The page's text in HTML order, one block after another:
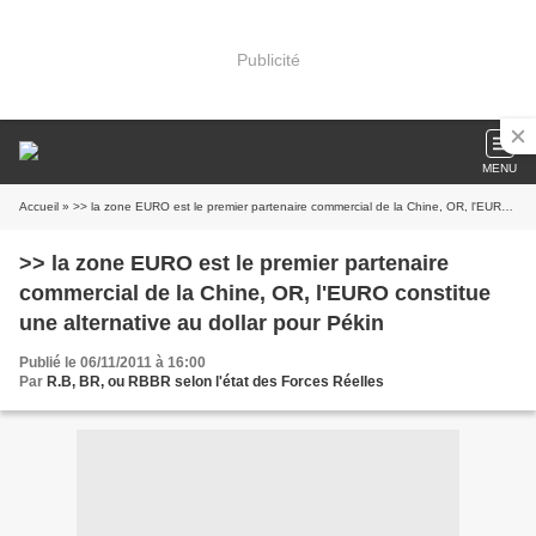
Publicité
MENU
Accueil » >> la zone EURO est le premier partenaire commercial de la Chine, OR, l'EURO constitue une alternative au dollar pour Pékin
>> la zone EURO est le premier partenaire
commercial de la Chine, OR, l'EURO constitue
une alternative au dollar pour Pékin
Publié le 06/11/2011 à 16:00
Par R.B, BR, ou RBBR selon l'état des Forces Réelles